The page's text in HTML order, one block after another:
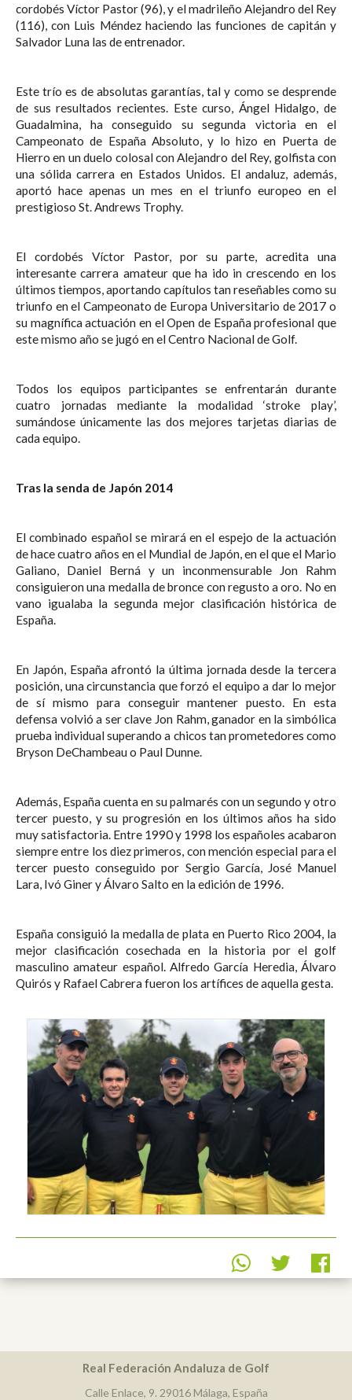
cordobés Víctor Pastor (96), y el madrileño Alejandro del Rey
(116), con Luis Méndez haciendo las funciones de capitán y
Salvador Luna las de entrenador.
Este trío es de absolutas garantías, tal y como se desprende
de sus resultados recientes. Este curso, Ángel Hidalgo, de
Guadalmina, ha conseguido su segunda victoria en el
Campeonato de España Absoluto, y lo hizo en Puerta de
Hierro en un duelo colosal con Alejandro del Rey, golfista con
una sólida carrera en Estados Unidos. El andaluz, además,
aportó hace apenas un mes en el triunfo europeo en el
prestigioso St. Andrews Trophy.
El cordobés Víctor Pastor, por su parte, acredita una
interesante carrera amateur que ha ido in crescendo en los
últimos tiempos, aportando capítulos tan reseñables como su
triunfo en el Campeonato de Europa Universitario de 2017 o
su magnífica actuación en el Open de España profesional que
este mismo año se jugó en el Centro Nacional de Golf.
Todos los equipos participantes se enfrentarán durante
cuatro jornadas mediante la modalidad ‘stroke play’,
sumándose únicamente las dos mejores tarjetas diarias de
cada equipo.
Tras la senda de Japón 2014
El combinado español se mirará en el espejo de la actuación
de hace cuatro años en el Mundial de Japón, en el que el Mario
Galiano, Daniel Berná y un inconmensurable Jon Rahm
consiguieron una medalla de bronce con regusto a oro. No en
vano igualaba la segunda mejor clasificación histórica de
España.
En Japón, España afrontó la última jornada desde la tercera
posición, una circunstancia que forzó el equipo a dar lo mejor
de sí mismo para conseguir mantener puesto. En esta
defensa volvió a ser clave Jon Rahm, ganador en la simbólica
prueba individual superando a chicos tan prometedores como
Bryson DeChambeau o Paul Dunne.
Además, España cuenta en su palmarés con un segundo y otro
tercer puesto, y su progresión en los últimos años ha sido
muy satisfactoria. Entre 1990 y 1998 los españoles acabaron
siempre entre los diez primeros, con mención especial para el
tercer puesto conseguido por Sergio García, José Manuel
Lara, Ivó Giner y Álvaro Salto en la edición de 1996.
España consiguió la medalla de plata en Puerto Rico 2004, la
mejor clasificación cosechada en la historia por el golf
masculino amateur español. Alfredo García Heredia, Álvaro
Quirós y Rafael Cabrera fueron los artífices de aquella gesta.
Real Federación Andaluza de Golf
Calle Enlace, 9. 29016 Málaga, España